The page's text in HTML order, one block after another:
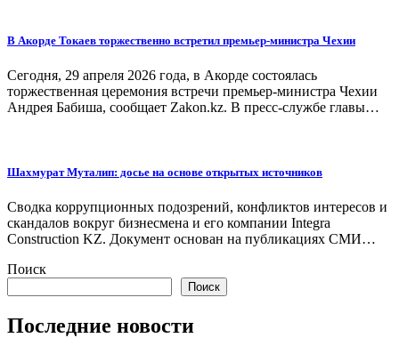
В Акорде Токаев торжественно встретил премьер-министра Чехии
Сегодня, 29 апреля 2026 года, в Акорде состоялась
торжественная церемония встречи премьер-министра Чехии
Андрея Бабиша, сообщает Zakon.kz. В пресс-службе главы…
Шахмурат Муталип: досье на основе открытых источников
Сводка коррупционных подозрений, конфликтов интересов и
скандалов вокруг бизнесмена и его компании Integra
Construction KZ. Документ основан на публикациях СМИ…
Поиск
Поиск
Последние новости